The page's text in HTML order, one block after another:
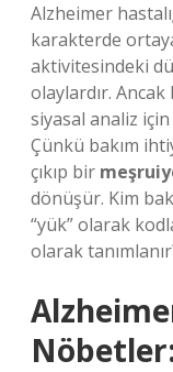
Alzheimer
karakterde
aktivitesindeki
olaylardır.
siyasal analiz için
Çünkü bakım
çıkıp bir
dönüşür. Kim
“yük” olarak
olarak